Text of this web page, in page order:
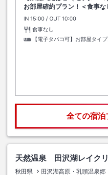
お部屋確約プラン！＜食事な
IN チェックイン
15:00 / OUT チェックアウト
10:00
食事なし
【電子タバコ可】お部屋タイ
全ての宿泊
天然温泉 田沢湖レイク
秋田県 田沢湖高原・乳頭温泉郷